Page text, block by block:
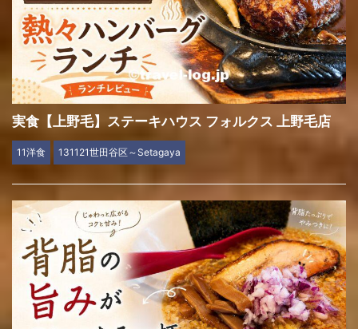
実食【上野毛】ステーキハウス フォルクス 上野毛店
11洋食 131121世田谷区～Setagaya